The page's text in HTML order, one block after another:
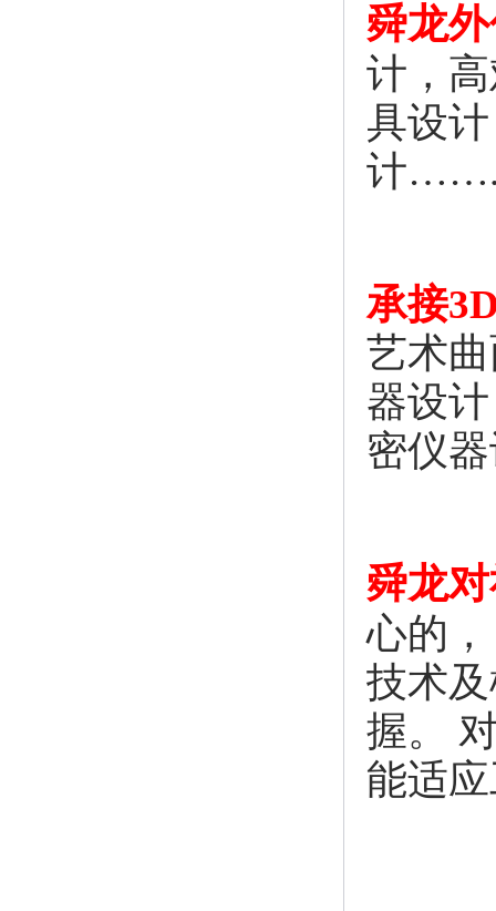
舜龙
计，
具设
计……..
承接
艺术
器设
密仪
舜龙
心的
技术
握。
能适